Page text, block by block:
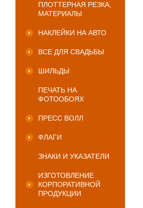
ПЛОТТЕРНАЯ РЕЗКА,
МАТЕРИАЛЫ
НАКЛЕЙКИ НА АВТО
ВСЕ ДЛЯ СВАДЬБЫ
ШИЛЬДЫ
ПЕЧАТЬ НА
ФОТООБОЯХ
ПРЕСС ВОЛЛ
ФЛАГИ
ЗНАКИ И УКАЗАТЕЛИ
ИЗГОТОВЛЕНИЕ
КОРПОРАТИВНОЙ
ПРОДУКЦИИ